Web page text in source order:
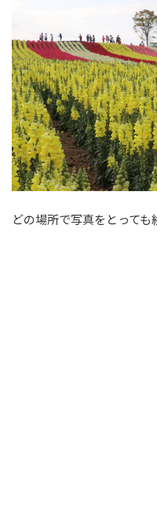
どの場所で写真をとって